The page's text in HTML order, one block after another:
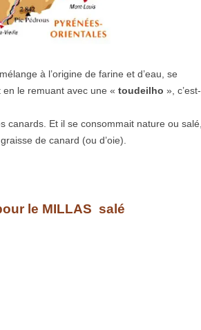
à l’origine de farine et d’eau, se
le remuant avec une « toudeilho », c’est-
canards. Et il se consommait nature ou salé,
de canard (ou d’oie).
le MILLAS salé